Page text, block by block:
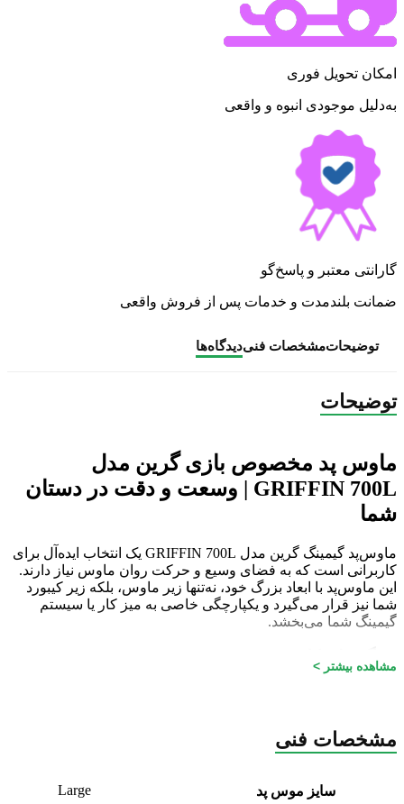
امکان تحویل فوری
به‌دلیل موجودی انبوه و واقعی
گارانتی معتبر و پاسخ‌گو
ضمانت بلندمدت و خدمات پس از فروش واقعی
توضیحاتمشخصات فنیدیدگاه‌ها
توضیحات
ماوس پد مخصوص بازی گرین مدل
GRIFFIN 700L | وسعت و دقت در دستان
شما
ماوس‌پد گیمینگ گرین مدل GRIFFIN 700L یک انتخاب ایده‌آل برای
کاربرانی است که به فضای وسیع و حرکت روان ماوس نیاز دارند.
این ماوس‌پد با ابعاد بزرگ خود، نه‌تنها زیر ماوس، بلکه زیر کیبورد
شما نیز قرار می‌گیرد و یکپارچگی خاصی به میز کار یا سیستم
گیمینگ شما می‌بخشد.
ویژگی‌های کلیدی:
بافت‌دار و باکیفیت برای ردیابی دقیق سنسور ماوس و
که مانع از سر خوردن ماوس‌پد در هنگام حرکات سریع
مشاهده بیشتر >
مشخصات فنی
سایز موس پد Large